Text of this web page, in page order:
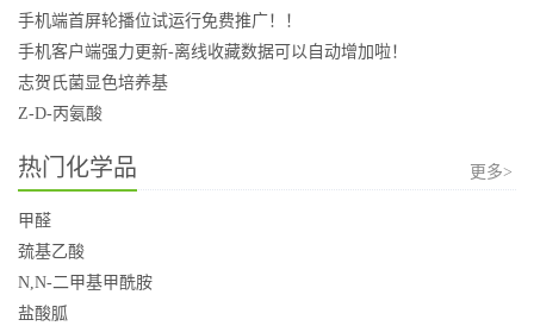
手机端首屏轮播位试运行免费推广！！
手机客户端强力更新-离线收藏数据可以自动增加啦！
志贺氏菌显色培养基
Z-D-丙氨酸
热门化学品 更多>
甲醛
巯基乙酸
N,N-二甲基甲酰胺
盐酸胍